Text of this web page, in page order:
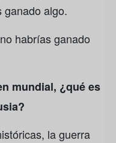
ganado algo.
habrías ganado
mundial, ¿qué es
la guerra